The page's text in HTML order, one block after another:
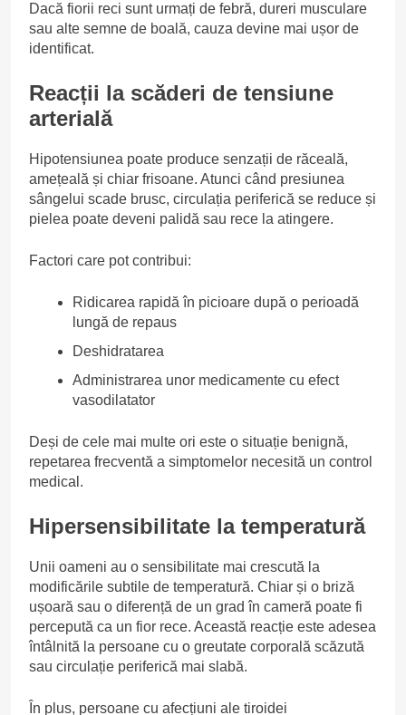
Dacă fiorii reci sunt urmați de febră, dureri musculare
sau alte semne de boală, cauza devine mai ușor de
identificat.
Reacții la scăderi de tensiune
arterială
Hipotensiunea poate produce senzații de răceală,
amețeală și chiar frisoane. Atunci când presiunea
sângelui scade brusc, circulația periferică se reduce și
pielea poate deveni palidă sau rece la atingere.
Factori care pot contribui:
Ridicarea rapidă în picioare după o perioadă
lungă de repaus
Deshidratarea
Administrarea unor medicamente cu efect
vasodilatator
Deși de cele mai multe ori este o situație benignă,
repetarea frecventă a simptomelor necesită un control
medical.
Hipersensibilitate la temperatură
Unii oameni au o sensibilitate mai crescută la
modificările subtile de temperatură. Chiar și o briză
ușoară sau o diferență de un grad în cameră poate fi
percepută ca un fior rece. Această reacție este adesea
întâlnită la persoane cu o greutate corporală scăzută
sau circulație periferică mai slabă.
În plus, persoane cu afecțiuni ale tiroidei